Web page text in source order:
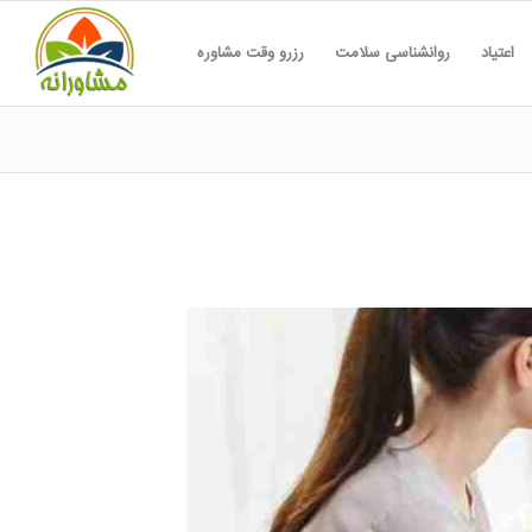
اعتیاد روانشناسی سلامت رزرو وقت مشاوره